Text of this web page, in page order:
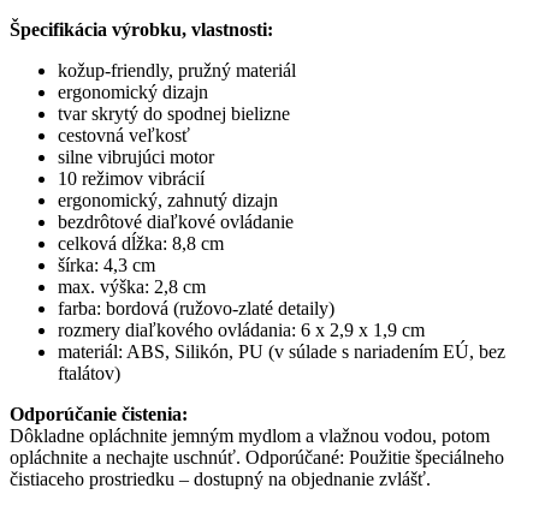
Špecifikácia výrobku, vlastnosti:
kožup-friendly, pružný materiál
ergonomický dizajn
tvar skrytý do spodnej bielizne
cestovná veľkosť
silne vibrujúci motor
10 režimov vibrácií
ergonomický, zahnutý dizajn
bezdrôtové diaľkové ovládanie
celková dĺžka: 8,8 cm
šírka: 4,3 cm
max. výška: 2,8 cm
farba: bordová (ružovo-zlaté detaily)
rozmery diaľkového ovládania: 6 x 2,9 x 1,9 cm
materiál: ABS, Silikón, PU (v súlade s nariadením EÚ, bez
ftalátov)
Odporúčanie čistenia:
Dôkladne opláchnite jemným mydlom a vlažnou vodou, potom
opláchnite a nechajte uschnúť. Odporúčané: Použitie špeciálneho
čistiaceho prostriedku – dostupný na objednanie zvlášť.